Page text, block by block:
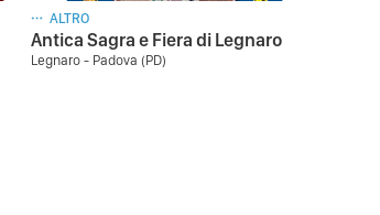
ALTRO
Antica Sagra e Fiera di Legnaro
Legnaro - Padova (PD)